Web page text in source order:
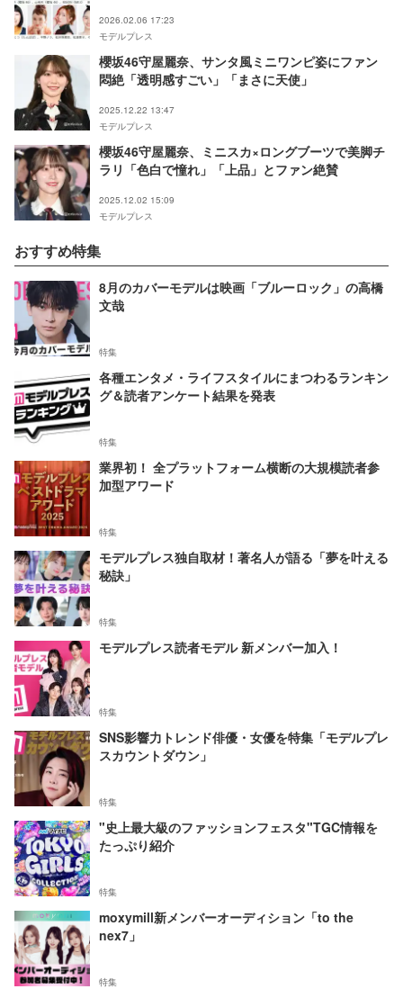
2026.02.06 17:23
モデルプレス
櫻坂46守屋麗奈、サンタ風ミニワンピ姿にファン
悶絶「透明感すごい」「まさに天使」
2025.12.22 13:47
モデルプレス
櫻坂46守屋麗奈、ミニスカ×ロングブーツで美脚チ
ラリ「色白で憧れ」「上品」とファン絶賛
2025.12.02 15:09
モデルプレス
おすすめ特集
8月のカバーモデルは映画「ブルーロック」の高橋
文哉
特集
各種エンタメ・ライフスタイルにまつわるランキン
グ＆読者アンケート結果を発表
特集
業界初！ 全プラットフォーム横断の大規模読者参
加型アワード
特集
モデルプレス独自取材！著名人が語る「夢を叶える
秘訣」
特集
モデルプレス読者モデル 新メンバー加入！
特集
SNS影響力トレンド俳優・女優を特集「モデルプレ
スカウントダウン」
特集
"史上最大級のファッションフェスタ"TGC情報を
たっぷり紹介
特集
moxymill新メンバーオーディション「to the
nex7」
特集